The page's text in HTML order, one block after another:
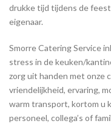
drukke tijd tijdens de
eigenaar.
Smorre Catering Service
stress in de keuken/
zorg uit handen met onze
vriendelijkheid, ervaring,
warm transport, kortom u
personeel, collega’s of